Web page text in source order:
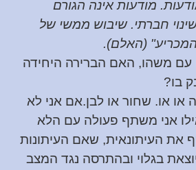
מודעות אינה הגורם
חברתי. שיבוש ממשי של
(האלם).
עם משהו, האם הברירה היחידה
בו?
או או. שחור או לבן.אם אני לא
אני משתף פעולה עם הלא
את העיתונאית, שאם העיתונות
בגלוי ובהתרסה נגד המצב